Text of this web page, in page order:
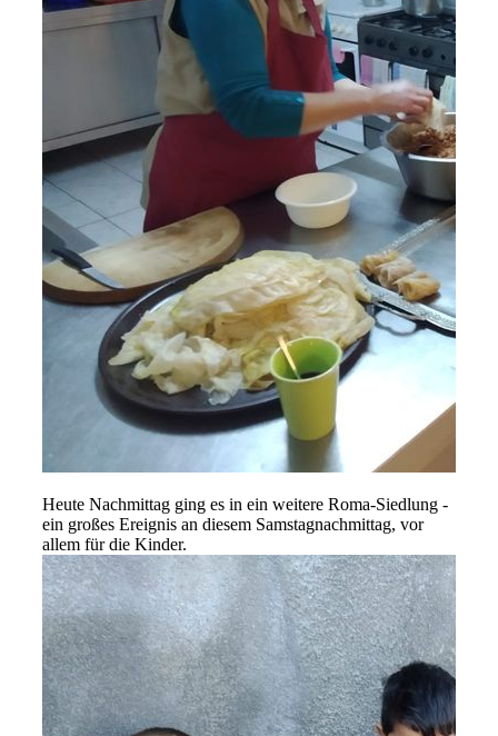
Heute Nachmittag ging es in ein weitere Roma-Siedlung -
ein großes Ereignis an diesem Samstagnachmittag, vor
allem für die Kinder.